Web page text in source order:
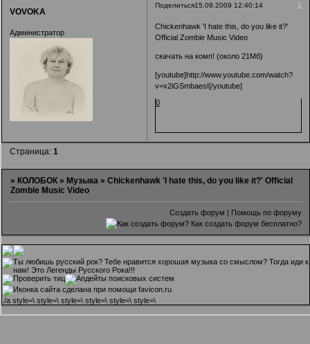
Поделиться 1
15.09.2009 12:40:14
VOVOKA
Администратор
Chickenhawk 'I hate this, do you like it?'
Official Zombie Music Video
скачать на комп! (около 21Мб)
[youtube]http://www.youtube.com/watch?
v=x2iGSmbaesI[/youtube]
0
Страница:1
» КОЛОБОК » Музыка »Chickenhawk 'I hate this, do you like it?' Official
Zombie Music Video
Создать форум | Помощь по форуму
./a style=\ style=\ style=\ style=\ style=\ style=\